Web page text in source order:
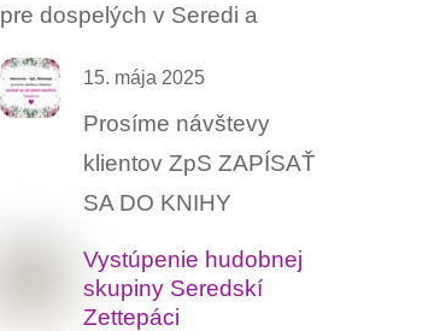
pre dospelých v Seredi a
15. mája 2025
Prosíme návštevy
klientov ZpS ZAPÍSAŤ
SA DO KNIHY
Vystúpenie hudobnej
skupiny Seredskí
Zettepáci